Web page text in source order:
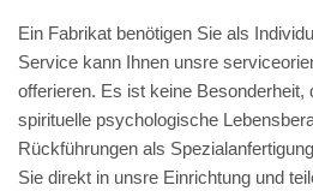
Ein Fabrikat benötigen Sie als
Service kann Ihnen unsre
offerieren. Es ist keine Besonderheit,
spirituelle psychologische
Rückführungen als
Sie direkt in unsre Einrichtung und